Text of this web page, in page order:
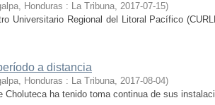
Honduras : La Tribuna, 2017-07-15)
Universitario Regional del Litoral Pacífico
a distancia
Honduras : La Tribuna, 2017-08-04)
Choluteca ha tenido toma continua de sus